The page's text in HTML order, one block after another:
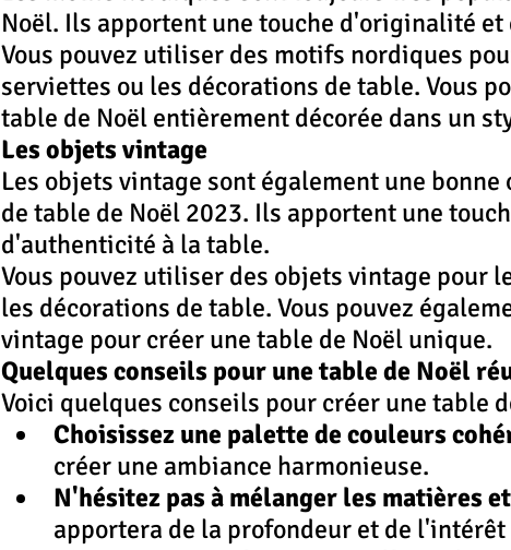
Noël. Ils apportent une touche d'originalité
Vous pouvez utiliser des motifs nordiques
serviettes ou les décorations de table. Vous
table de Noël entièrement décorée dans un
Les objets vintage
Les objets vintage sont également une
de table de Noël 2023. Ils apportent une
d'authenticité à la table.
Vous pouvez utiliser des objets vintage pour
les décorations de table. Vous pouvez
vintage pour créer une table de Noël unique.
Quelques conseils pour une table de Noël
Voici quelques conseils pour créer une table
Choisissez une palette de couleurs
créer une ambiance harmonieuse.
N'hésitez pas à mélanger les matières
apportera de la profondeur et de